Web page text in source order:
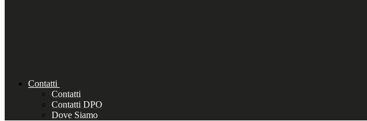
Contatti
Contatti
Contatti DPO
Dove Siamo